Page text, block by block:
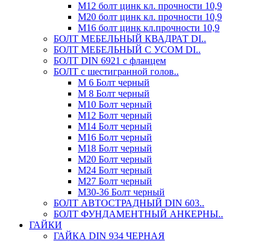
М12 болт цинк кл. прочности 10,9
М20 болт цинк кл. прочности 10,9
М16 болт цинк кл.прочности 10,9
БОЛТ МЕБЕЛЬНЫЙ КВАДРАТ DI..
БОЛТ МЕБЕЛЬНЫЙ С УСОМ DI..
БОЛТ DIN 6921 c фланцем
БОЛТ с шестигранной голов..
М 6 Болт черный
М 8 Болт черный
М10 Болт черный
М12 Болт черный
М14 Болт черный
М16 Болт черный
М18 Болт черный
М20 Болт черный
М24 Болт черный
М27 Болт черный
М30-36 Болт черный
БОЛТ АВТОСТРАДНЫЙ DIN 603..
БОЛТ ФУНДАМЕНТНЫЙ АНКЕРНЫ..
ГАЙКИ
ГАЙКА DIN 934 ЧЕРНАЯ